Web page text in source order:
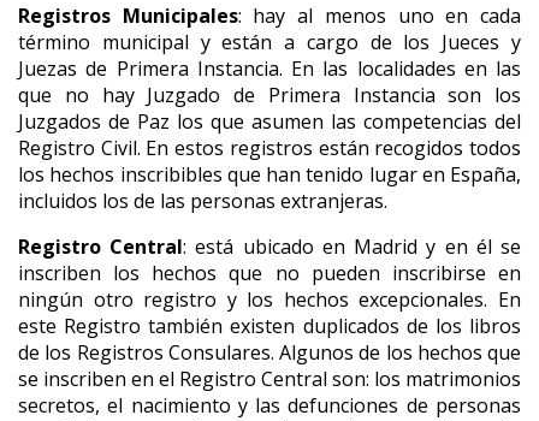
Registros Municipales: hay al menos uno en cada
término municipal y están a cargo de los Jueces y
Juezas de Primera Instancia. En las localidades en las
que no hay Juzgado de Primera Instancia son los
Juzgados de Paz los que asumen las competencias del
Registro Civil. En estos registros están recogidos todos
los hechos inscribibles que han tenido lugar en España,
incluidos los de las personas extranjeras.
Registro Central: está ubicado en Madrid y en él se
inscriben los hechos que no pueden inscribirse en
ningún otro registro y los hechos excepcionales. En
este Registro también existen duplicados de los libros
de los Registros Consulares. Algunos de los hechos que
se inscriben en el Registro Central son: los matrimonios
secretos, el nacimiento y las defunciones de personas